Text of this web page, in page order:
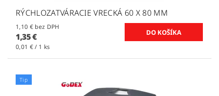
RÝCHLOZATVÁRACIE VRECKÁ 60 X 80 MM
1,10 € bez DPH
1,35 €
0,01 € / 1 ks
Tip